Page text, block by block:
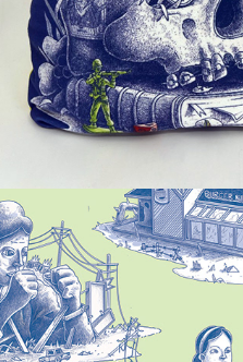
Toile de Jouy #4
2020